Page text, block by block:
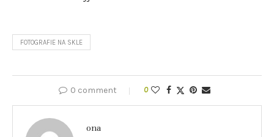
FOTOGRAFIE NA SKLE
0 comment 0
ona